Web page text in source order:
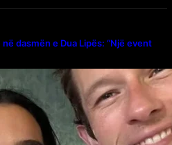
dasmën e Dua Lipës: “Një event